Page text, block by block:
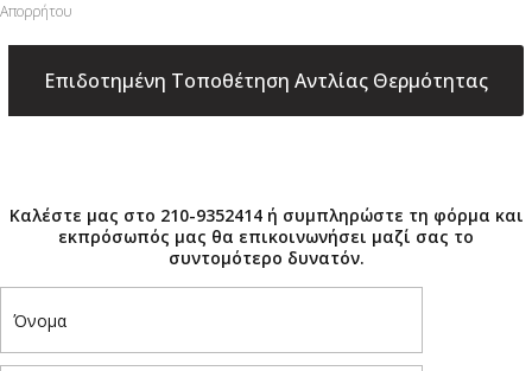
Απορρήτου
Καλέστε μας στο 210-9352414 ή συμπληρώστε τη φόρμα και
εκπρόσωπός μας θα επικοινωνήσει μαζί σας το
συντομότερο δυνατόν.